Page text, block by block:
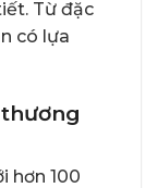
Từ đặc
có lựa
hơn 100